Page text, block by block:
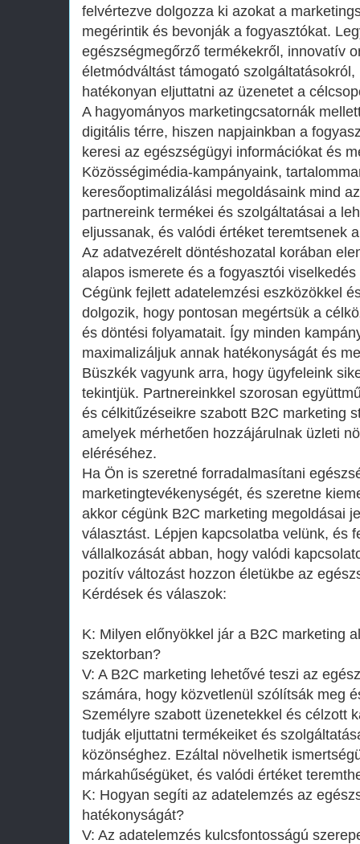
felvértezve dolgozza ki azokat a
megérintik és bevonják a fogyasztókat.
egészségmegőrző termékekről, innovatív
életmódváltást támogató
hatékonyan eljuttatni az üzenetet a
A hagyományos marketingcsatornák
digitális térre, hiszen napjainkban a
keresi az egészségügyi információkat és
Közösségimédia-kampányaink,
keresőoptimalizálási megoldásaink mind
partnereink termékei és szolgáltatásai a
eljussanak, és valódi értéket teremtsenek
Az adatvezérelt döntéshozatal korában
alapos ismerete és a fogyasztói
Cégünk fejlett adatelemzési eszközökkel
dolgozik, hogy pontosan megértsük a
és döntési folyamatait. Így minden
maximalizáljuk annak hatékonyságát és
Büszkék vagyunk arra, hogy ügyfeleink
tekintjük. Partnereinkkel szorosan
és célkitűzéseikre szabott B2C marketing
amelyek mérhetően hozzájárulnak üzleti
eléréséhez.
Ha Ön is szeretné forradalmasítani
marketingtevékenységét, és szeretne
akkor cégünk B2C marketing megoldásai
választást. Lépjen kapcsolatba velünk, és
vállalkozását abban, hogy valódi
pozitív változást hozzon életükbe az
Kérdések és válaszok:
K: Milyen előnyökkel jár a B2C marketing
szektorban?
V: A B2C marketing lehetővé teszi az
számára, hogy közvetlenül szólítsák meg
Személyre szabott üzenetekkel és célzott
tudják eljuttatni termékeiket és
közönséghez. Ezáltal növelhetik
márkahűségüket, és valódi értéket
K: Hogyan segíti az adatelemzés az
hatékonyságát?
V: Az adatelemzés kulcsfontosságú